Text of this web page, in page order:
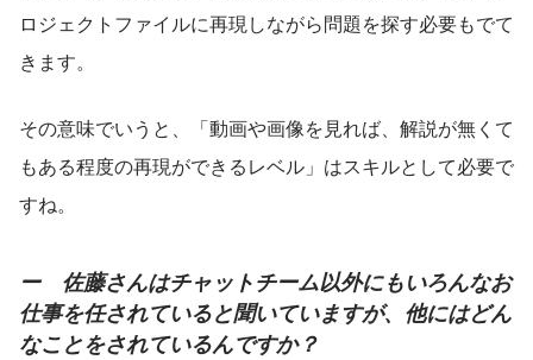
ロジェクトファイルに再現しながら問題を探す必要もでて
きます。
その意味でいうと、「動画や画像を見れば、解説が無くて
もある程度の再現ができるレベル」はスキルとして必要で
すね。
ー　佐藤さんはチャットチーム以外にもいろんなお
仕事を任されていると聞いていますが、他にはどん
なことをされているんですか？